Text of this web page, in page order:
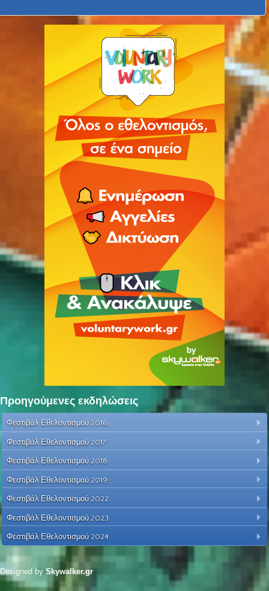
Προηγούμενες εκδηλώσεις
Φεστιβάλ Εθελοντισμού 2016
Φεστιβάλ Εθελοντισμού 2017
Φεστιβάλ Εθελοντισμού 2018
Φεστιβάλ Εθελοντισμού 2019
Φεστιβάλ Εθελοντισμού 2022
Φεστιβάλ Εθελοντισμού 2023
Φεστιβάλ Εθελοντισμού 2024
Designed by Skywalker.gr